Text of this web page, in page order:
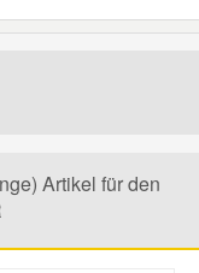
Artikel für den